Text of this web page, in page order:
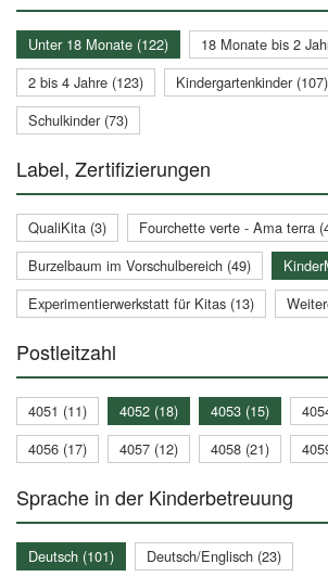
Unter 18 Monate (122)
18 Monate bis 2
2 bis 4 Jahre (123)
Kindergartenkinder (107)
Schulkinder (73)
Label, Zertifizierungen
QualiKita (3)
Fourchette verte - Ama terra
Burzelbaum im Vorschulbereich (49)
Experimentierwerkstatt für Kitas (13)
Postleitzahl
4051 (11) 4052 (18) 4053 (15)
4056 (17)
4057 (12) 4058 (21)
Sprache in der Kinderbetreuung
Deutsch (101)
Deutsch/Englisch (23)